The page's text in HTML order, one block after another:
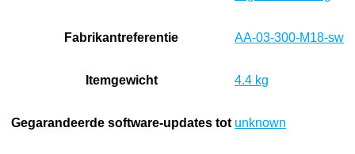
Fabrikantreferentie ‎AA-03-300-M18-sw
Itemgewicht ‎4.4 kg
Gegarandeerde software-updates tot ‎unknown